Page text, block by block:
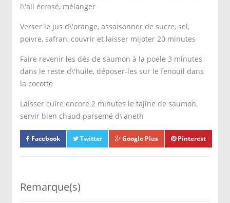
l\'ail écrasé, mélanger
Verser le jus d\'orange, assaisonner de sucre, sel,
poivre, safran, couvrir et laisser mijoter 20 minutes
Faire revenir les dés de saumon à la poele 3 minutes
dans le reste d\'huile, déposer-les sur le fenouil dans
la cocotte
Laisser cuire encore 2 minutes le tajine de saumon,
servir bien chaud parsemé d\'aneth
Facebook Twitter Google Plus Pinterest
Remarque(s)